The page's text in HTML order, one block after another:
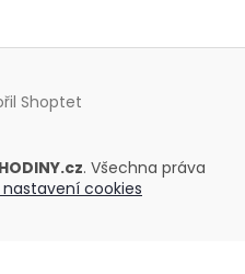
Shoptet
. Všechna práva
cookies